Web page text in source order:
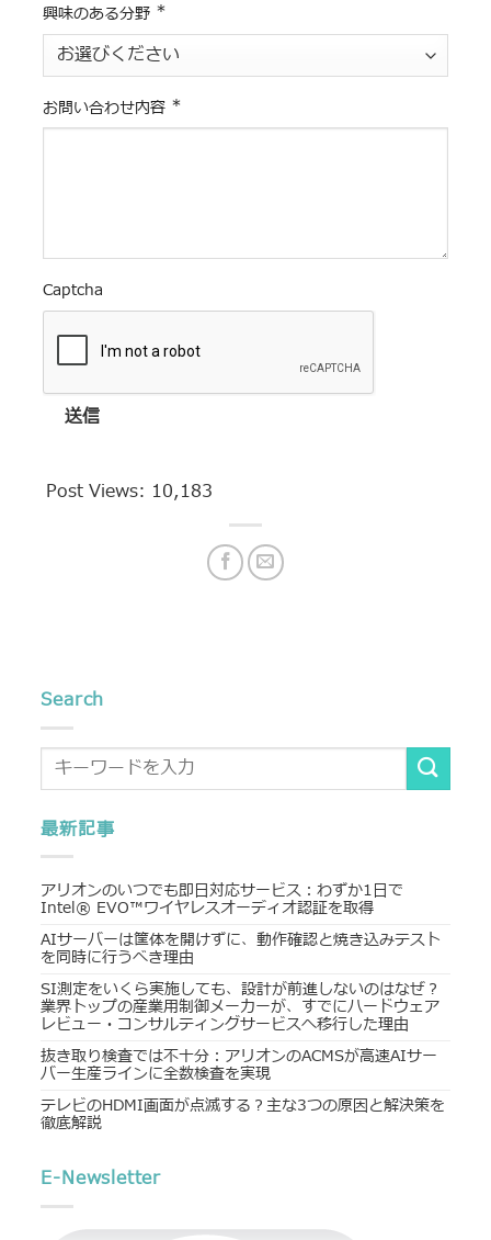
興味のある分野 *
お問い合わせ内容 *
Captcha
送信
Post Views: 10,183
Search
最新記事
アリオンのいつでも即日対応サービス：わずか1日で
Intel® EVO™ワイヤレスオーディオ認証を取得
AIサーバーは筐体を開けずに、動作確認と焼き込みテスト
を同時に行うべき理由
SI測定をいくら実施しても、設計が前進しないのはなぜ？
業界トップの産業用制御メーカーが、すでにハードウェア
レビュー・コンサルティングサービスへ移行した理由
抜き取り検査では不十分：アリオンのACMSが高速AIサー
バー生産ラインに全数検査を実現
テレビのHDMI画面が点滅する？主な3つの原因と解決策を
徹底解説
E-Newsletter